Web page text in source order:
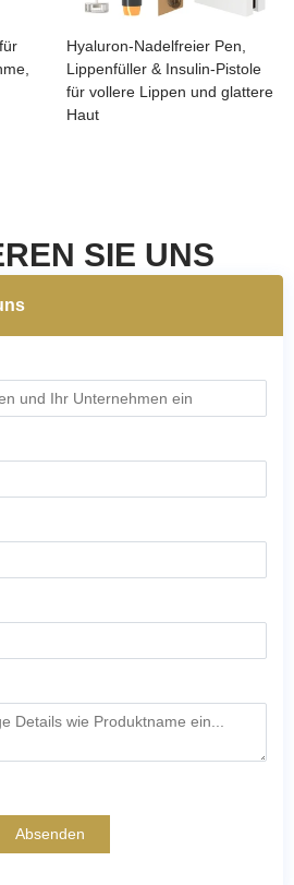
Hyaluron-Nadelfreier Pen,
Lippenfüller & Insulin-Pistole
für vollere Lippen und glattere
Haut
SIE UNS
Absenden